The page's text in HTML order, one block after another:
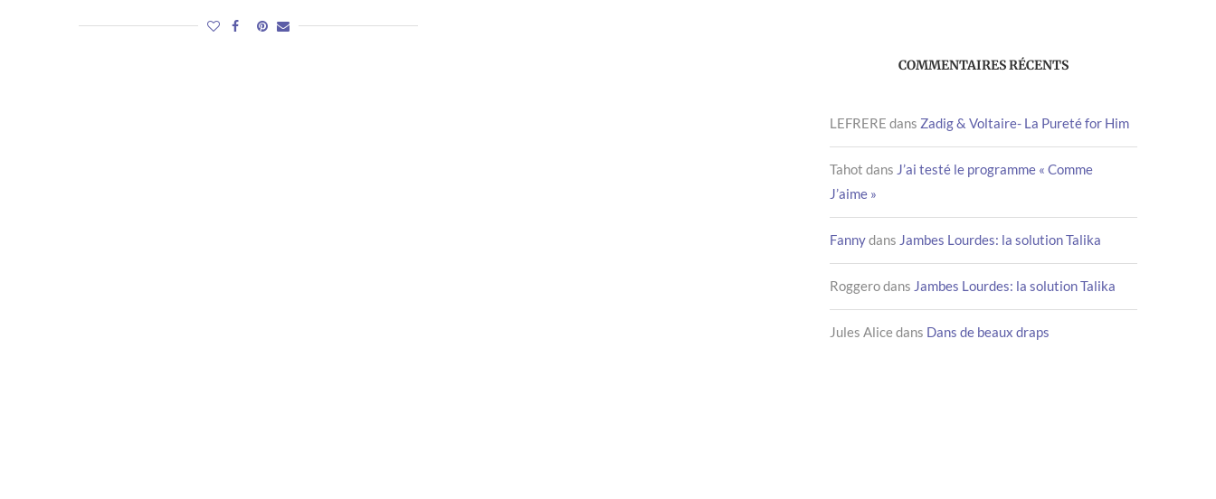
COMMENTAIRES RÉCENTS
LEFRERE dans Zadig & Voltaire- La Pureté for Him
Tahot dans J’ai testé le programme « Comme
J’aime »
Fannydans Jambes Lourdes: la solution Talika
Roggerodans Jambes Lourdes: la solution Talika
Jules Alicedans Dans de beaux draps